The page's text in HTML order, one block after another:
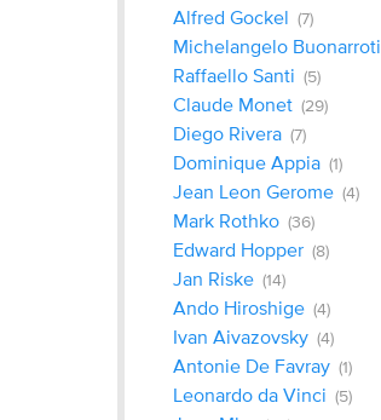
Alfred Gockel (7)
Michelangelo Buonarroti
Raffaello Santi (5)
Claude Monet (29)
Diego Rivera (7)
Dominique Appia (1)
Jean Leon Gerome (4)
Mark Rothko (36)
Edward Hopper (8)
Jan Riske (14)
Ando Hiroshige (4)
Ivan Aivazovsky (4)
Antonie De Favray (1)
Leonardo da Vinci (5)